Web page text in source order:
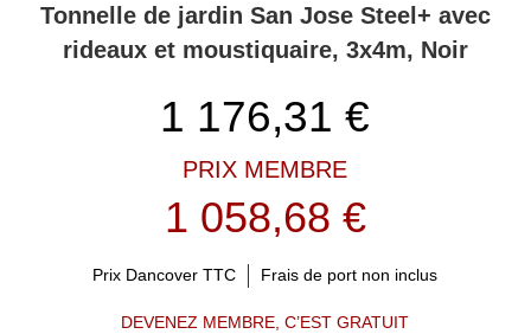
Tonnelle de jardin San Jose Steel+ avec
rideaux et moustiquaire, 3x4m, Noir
1 176,31 €
PRIX MEMBRE
1 058,68 €
Prix Dancover TTC Frais de port non inclus
DEVENEZ MEMBRE, C’EST GRATUIT